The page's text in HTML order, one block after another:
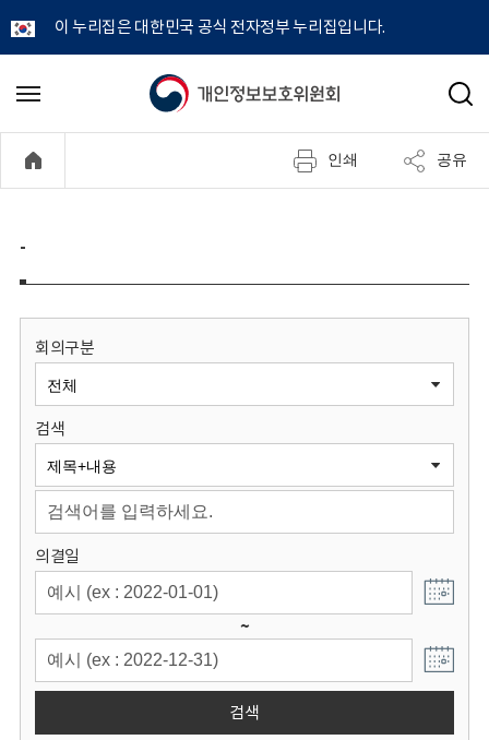
이 누리집은 대한민국 공식 전자정부 누리집입니다.
개
정
보
원
회
메
기
검
인쇄 공유
-
회의구분
검색
의결일
~
검색